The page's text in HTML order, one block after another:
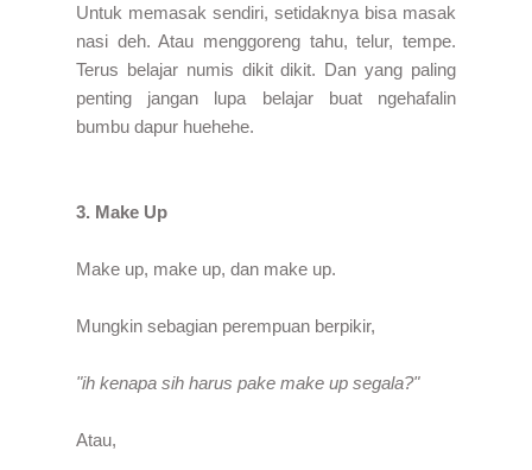
Untuk memasak sendiri, setidaknya bisa masak
nasi deh. Atau menggoreng tahu, telur, tempe.
Terus belajar numis dikit dikit. Dan yang paling
penting jangan lupa belajar buat ngehafalin
bumbu dapur huehehe.
3. Make Up
Make up, make up, dan make up.
Mungkin sebagian perempuan berpikir,
"ih kenapa sih harus pake make up segala?"
Atau,